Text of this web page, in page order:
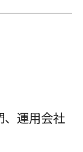
、運用会社